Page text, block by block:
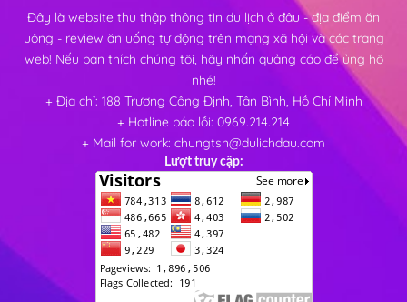
Đây là website thu thập thông tin du lịch ở đâu - địa điểm ăn
uông - review ăn uống tự động trên mạng xã hội và các trang
web! Nếu bạn thích chúng tôi, hãy nhấn quảng cáo để ủng hộ
nhé!
+ Địa chỉ: 188 Trương Công Định, Tân Bình, Hồ Chí Minh
+ Hotline báo lỗi: 0969.214.214
+ Mail for work: chungtsn@dulichdau.com
Lượt truy cập: